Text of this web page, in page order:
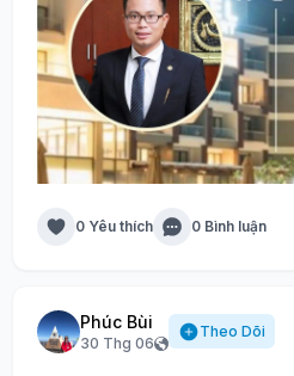
0 Yêu thích 0 Bình luận
Phúc Bùi
30 Thg 06
Theo Dõi